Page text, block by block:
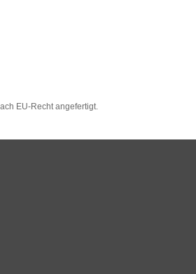
EU-Recht angefertigt.